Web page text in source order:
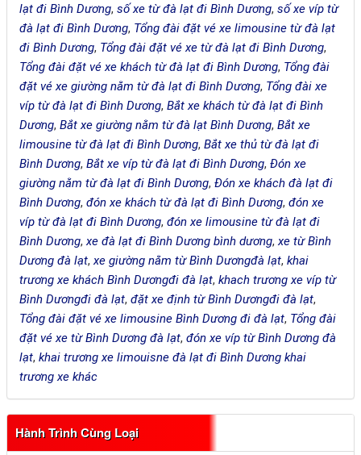
lạt đi Bình Dương,số xe từ đà lạt đi Bình Dương,số xe víp từ
đà lạt đi Bình Dương, Tổng đài đặt vé xe limousine từ đà lạt
đi Bình Dương, Tổng đài đặt vé xe từ đà lạt đi Bình Dương,
Tổng đài đặt vé xe khách từ đà lạt đi Bình Dương, Tổng đài
đặt vé xe giường nằm từ đà lạt đi Bình Dương, Tổng đài xe
víp từ đà lạt đi Bình Dương,Bắt xe khách từ đà lạt đi Bình
Dương,Bắt xe giường nằm từ đà lạt Bình Dương,Bắt xe
limousine từ đà lạt đi Bình Dương,Bắt xe thủ từ đà lạt đi
Bình Dương,Bắt xe víp từ đà lạt đi Bình Dương,Đón xe
giường nằm từ đà lạt đi Bình Dương,Đón xe khách đà lạt đi
Bình Dương,đón xe khách từ đà lạt đi Bình Dương,đón xe
víp từ đà lạt đi Bình Dương,đón xe limousine từ đà lạt đi
Bình Dương,xe đà lạt đi Bình Dương bình dương,xe từ Bình
Dương đà lạt,xe giường nằm từ Bình Dươngđà lạt,khai
trương xe khách Bình Dươngđi đà lạt,khach trương xe víp từ
Bình Dươngđi đà lạt,đặt xe định từ Bình Dươngđi đà lạt,
Tổng đài đặt vé xe limousine Bình Dương đi đà lạt, Tổng đài
đặt vé xe từ Bình Dương đà lạt,đón xe víp từ Bình Dương đà
lạt,khai trương xe limouisne đà lạt đi Bình Dương khai
trương xe khác
Hành Trình Cùng Loại